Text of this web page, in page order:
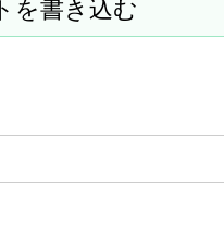
を書き込む